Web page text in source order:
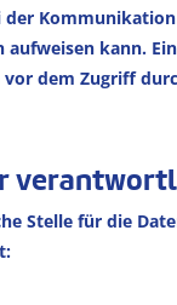
der
aufweisen kann.
vor dem Zugriff
Stelle für die